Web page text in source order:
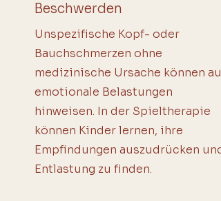
Beschwerden
Unspezifische Kopf- oder
Bauchschmerzen ohne
medizinische Ursache können auf
emotionale Belastungen
hinweisen. In der Spieltherapie
können Kinder lernen, ihre
Empfindungen auszudrücken und
Entlastung zu finden.